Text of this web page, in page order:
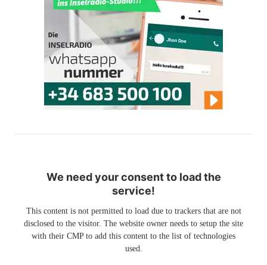
We need your consent to load the
service!
This content is not permitted to load due to trackers that are not
disclosed to the visitor. The website owner needs to setup the site
with their CMP to add this content to the list of technologies
used.